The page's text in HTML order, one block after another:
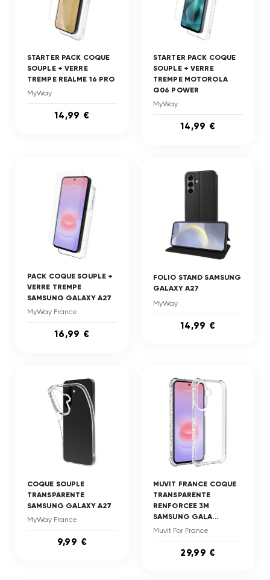
STARTER PACK COQUE
SOUPLE + VERRE
TREMPE REALME 16 PRO
MyWay
14,99 €
STARTER PACK COQUE
SOUPLE + VERRE
TREMPE MOTOROLA
G06 POWER
MyWay
14,99 €
PACK COQUE SOUPLE +
VERRE TREMPE
SAMSUNG GALAXY A27
MyWay France
16,99 €
FOLIO STAND SAMSUNG
GALAXY A27
MyWay
14,99 €
COQUE SOUPLE
TRANSPARENTE
SAMSUNG GALAXY A27
MyWay France
9,99 €
MUVIT FRANCE COQUE
TRANSPARENTE
RENFORCEE 3M
SAMSUNG GALA...
Muvit For France
29,99 €